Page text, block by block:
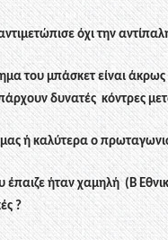
όχι την
του μπάσκετ είναι
δυνατές κόντρες
μας ή καλύτερα ο
έπαιζε ήταν χαμηλή (Β
?